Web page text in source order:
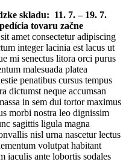
skladu: 11. 7. – 19. 7.
tovaru začne
amet consectetur adipiscing
integer lacinia est lacus ut
mi senectus litora orci purus
malesuada platea
penatibus cursus tempus
dictumst neque accumsan
in sem dui tortor maximus
morbi nostra leo dignissim
sagittis ligula magna
nisl urna nascetur lectus
volutpat habitant
iaculis ante lobortis sodales